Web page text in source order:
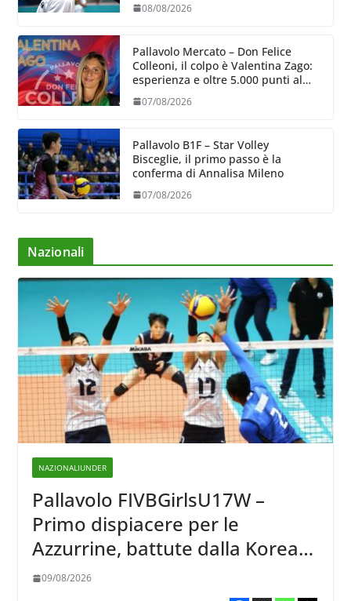
08/08/2026
Pallavolo Mercato – Don Felice
Colleoni, il colpo è Valentina Zago:
esperienza e oltre 5.000 punti al
servizio di Trescore
07/08/2026
Pallavolo B1F – Star Volley
Bisceglie, il primo passo è la
conferma di Annalisa Mileno
07/08/2026
Nazionali
NAZIONALIUNDER
Pallavolo FIVBGirlsU17W –
Primo dispiacere per le
Azzurrine, battute dalla Korea
3-1
09/08/2026